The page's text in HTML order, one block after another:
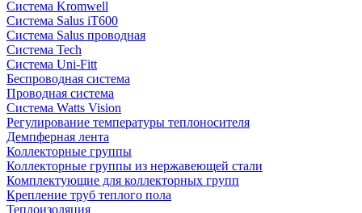
Система Kromwell
Система Salus iT600
Система Salus проводная
Система Tech
Система Uni-Fitt
Беспроводная система
Проводная система
Система Watts Vision
Регулирование температуры теплоносителя
Демпферная лента
Коллекторные группы
Коллекторные группы из нержавеющей стали
Комплектующие для коллекторных групп
Крепление труб теплого пола
Теплоизоляция